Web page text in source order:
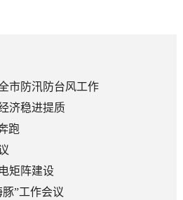
市防汛防台风工作
济稳进提质
跑
矩阵建设
”工作会议